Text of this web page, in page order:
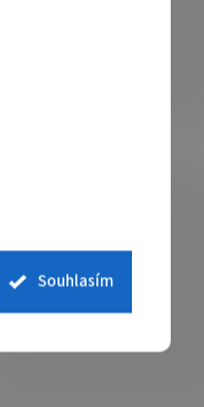
Souhlasím